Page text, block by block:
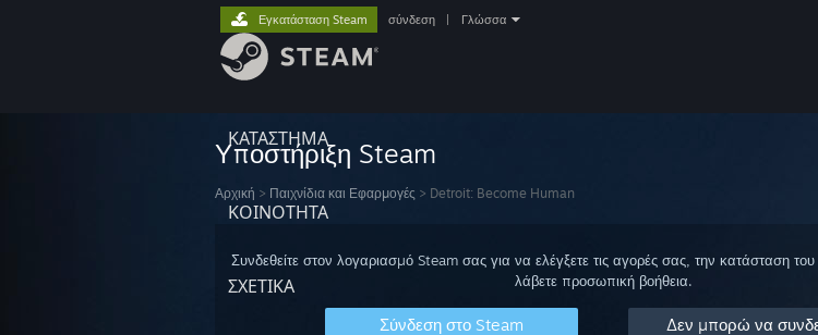
ΚΑΤΑΣΤΗΜΑ
ΚΟΙΝΟΤΗΤΑ
ΣΧΕΤΙΚΆ
Εγκατάσταση Steam σύνδεση Γλώσσα
Υποστήριξη Steam
Αρχική > Παιχνίδια και Εφαρμογές > Detroit: Become Human
Συνδεθείτε στον λογαριασμό Steam σας για να ελέγξετε τις αγορές σας, την κατάσταση
λάβετε προσωπική βοήθεια.
Σύνδεση στο Steam Δεν μπορώ να